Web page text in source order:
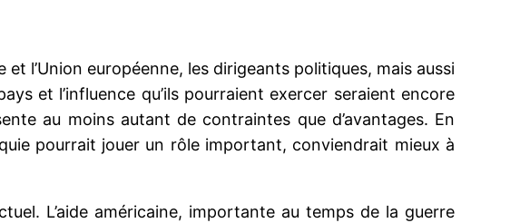
l’Union européenne, les dirigeants politiques, mais aussi
et l’influence qu’ils pourraient exercer seraient encore
au moins autant de contraintes que d’avantages. En
pourrait jouer un rôle important, conviendrait mieux à
L’aide américaine, importante au temps de la guerre